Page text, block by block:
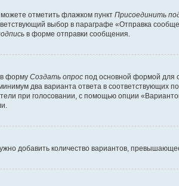
отметить флажком пункт Присоединить
выбор в параграфе «Отправка
в форме отправки сообщения.
форму Создать опрос под основной формой для
два варианта ответа в соответствующих
при голосовании, с помощью опции
добавить количество вариантов,